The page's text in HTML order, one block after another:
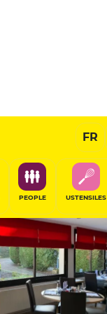
FR
PEOPLE USTENSILES